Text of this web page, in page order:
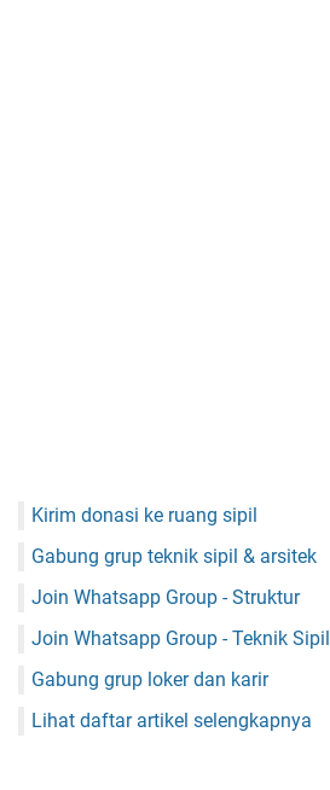
Kirim donasi ke ruang sipil
Gabung grup teknik sipil & arsitek
Join Whatsapp Group - Struktur
Join Whatsapp Group - Teknik Sipil
Gabung grup loker dan karir
Lihat daftar artikel selengkapnya